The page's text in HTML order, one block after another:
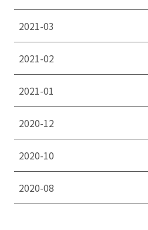
2021-03
2021-02
2021-01
2020-12
2020-10
2020-08